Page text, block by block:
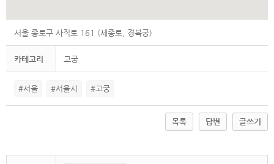
서울 종로구 사직로 161 (세종로, 경복궁)
카테고리 고궁
#서울 #서울시 #고궁
목록 답변 글쓰기